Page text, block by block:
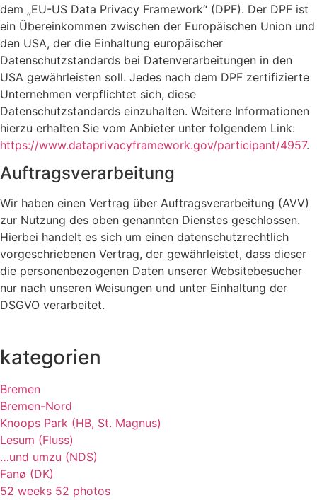
dem „EU-US Data Privacy Framework“ (DPF). Der DPF ist
ein Übereinkommen zwischen der Europäischen Union und
den USA, der die Einhaltung europäischer
Datenschutzstandards bei Datenverarbeitungen in den
USA gewährleisten soll. Jedes nach dem DPF zertifizierte
Unternehmen verpflichtet sich, diese
Datenschutzstandards einzuhalten. Weitere Informationen
hierzu erhalten Sie vom Anbieter unter folgendem Link:
https://www.dataprivacyframework.gov/participant/4957.
Auftragsverarbeitung
Wir haben einen Vertrag über Auftragsverarbeitung (AVV)
zur Nutzung des oben genannten Dienstes geschlossen.
Hierbei handelt es sich um einen datenschutzrechtlich
vorgeschriebenen Vertrag, der gewährleistet, dass dieser
die personenbezogenen Daten unserer Websitebesucher
nur nach unseren Weisungen und unter Einhaltung der
DSGVO verarbeitet.
kategorien
Bremen
Bremen-Nord
Knoops Park (HB, St. Magnus)
Lesum (Fluss)
…und umzu (NDS)
Fanø (DK)
52 weeks 52 photos